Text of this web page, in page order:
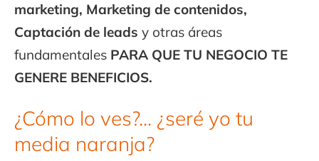
marketing, Marketing de contenidos,
Captación de leads y otras áreas
fundamentales PARA QUE TU NEGOCIO TE
GENERE BENEFICIOS.
¿Cómo lo ves?... ¿seré yo tu
media naranja?